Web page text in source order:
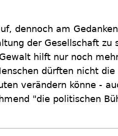
dennoch am
der Gesellschaft zu
hilft nur noch
dürften nicht die
verändern könne -
"die politischen